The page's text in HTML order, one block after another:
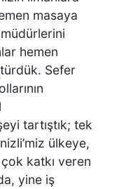
KULÜP
KARDEŞİNE
İNSANI
ZİRVEYE
MAKİNA’YA
masaya
hemen
Sefer
tartıştık; tek
ülkeye,
katkı veren
yine iş